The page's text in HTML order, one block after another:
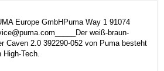
Europe GmbHPuma Way 1 91074
weiß-braun-
Caven 2.0 392290-052 von Puma besteht
Tech.